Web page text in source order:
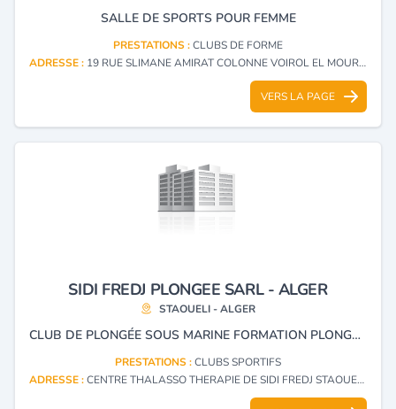
SALLE DE SPORTS POUR FEMME
PRESTATIONS :CLUBS DE FORME
ADRESSE : 19 RUE SLIMANE AMIRAT COLONNE VOIROL EL MOURADIA - ALGER
VERS LA PAGE
SIDI FREDJ PLONGEE SARL - ALGER
STAOUELI - ALGER
CLUB DE PLONGÉE SOUS MARINE FORMATION PLONGÉE ET TRAVAUX MARITIME
PRESTATIONS :CLUBS SPORTIFS
ADRESSE :CENTRE THALASSO THERAPIE DE SIDI FREDJ STAOUELI - ALGER